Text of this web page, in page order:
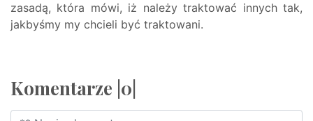
zasadą, która mówi, iż należy traktować innych tak,
jakbyśmy my chcieli być traktowani.
Komentarze |0|